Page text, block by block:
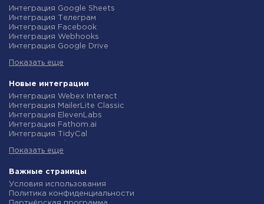
Интеграция Google Sheets
Интеграция Телеграм
Интеграция Facebook
Интеграция Webhooks
Интеграция Google Drive
Интеграция Gmail
Интеграция Новая Почта
Интеграция Binotel
Интеграция OpenAI (ChatGPT)
Интеграция Prom
Интеграция Приват24
Интеграция OLX
Интеграция TurboSMS
Интеграция SendPulse
Интеграция Stream Telecom
Интеграция Google Analytics
Интеграция Creatio
Показать еще
Новые интеграции
Интеграция Webex Interact
Интеграция MailerLite Classic
Интеграция ElevenLabs
Интеграция Fathom.ai
Интеграция TidyCal
Интеграция Gist
Интеграция Straico
Интеграция Rows
Интеграция Firecrawl
Интеграция Binotel SmartCRM
Показать еще
Важные страницы
Условия использования
Политика конфиденциальности